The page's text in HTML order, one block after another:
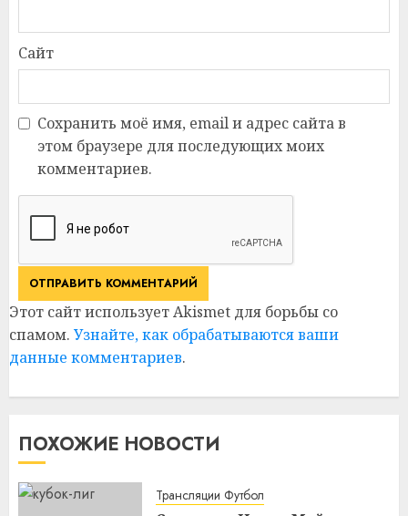
Сайт
Сохранить моё имя, email и адрес сайта в
этом браузере для последующих моих
комментариев.
Этот сайт использует Akismet для борьбы со
спамом. Узнайте, как обрабатываются ваши
данные комментариев.
ПОХОЖИЕ НОВОСТИ
Трансляции Футбол